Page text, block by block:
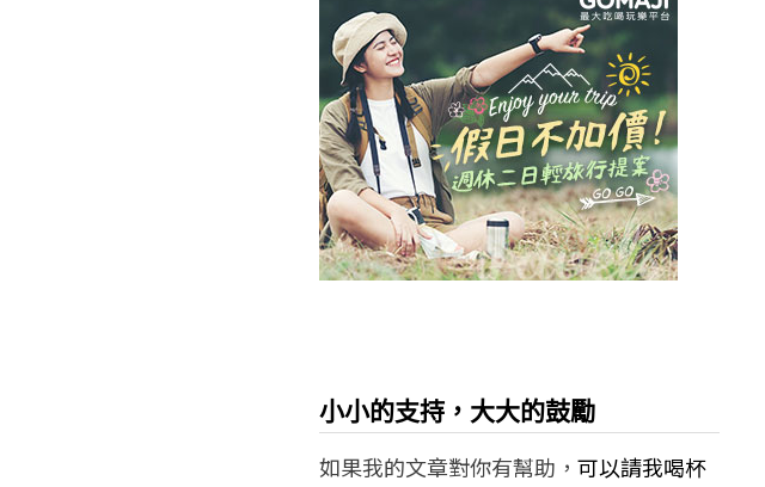
小小的支持，大大的鼓勵
如果我的文章對你有幫助， 可以請我喝杯